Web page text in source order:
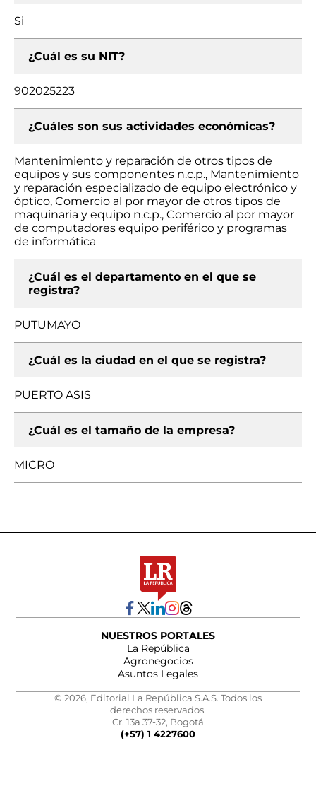
Si
¿Cuál es su NIT?
902025223
¿Cuáles son sus actividades económicas?
Mantenimiento y reparación de otros tipos de
equipos y sus componentes n.c.p., Mantenimiento
y reparación especializado de equipo electrónico y
óptico, Comercio al por mayor de otros tipos de
maquinaria y equipo n.c.p., Comercio al por mayor
de computadores equipo periférico y programas
de informática
¿Cuál es el departamento en el que se
registra?
PUTUMAYO
¿Cuál es la ciudad en el que se registra?
PUERTO ASIS
¿Cuál es el tamaño de la empresa?
MICRO
NUESTROS PORTALES
La República
Agronegocios
Asuntos Legales
© 2026, Editorial La República S.A.S. Todos los
derechos reservados.
Cr. 13a 37-32, Bogotá
(+57) 1 4227600